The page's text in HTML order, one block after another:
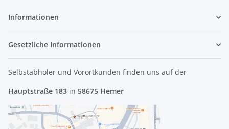
Informationen
Gesetzliche Informationen
Selbstabholer und Vorortkunden finden uns auf der
Hauptstraße 183 in 58675 Hemer